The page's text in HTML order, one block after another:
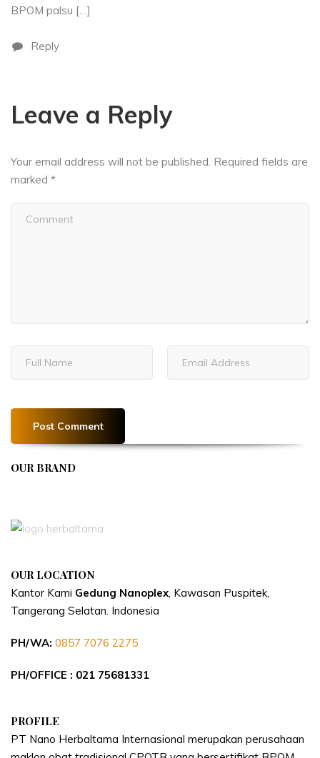
BPOM palsu […]
Reply
Leave a Reply
Your email address will not be published. Required fields are
marked *
OUR BRAND
OUR LOCATION
Kantor Kami Gedung Nanoplex, Kawasan Puspitek,
Tangerang Selatan. Indonesia
PH/WA: 0857 7076 2275
PH/OFFICE : 021 75681331
PROFILE
PT Nano Herbaltama Internasional merupakan perusahaan